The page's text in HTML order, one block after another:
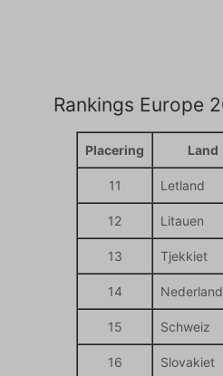
Rankings Europe
Placering Land
11 Letland
12 Litauen
13 Tjekkiet
14
15 Schweiz
16 Slovakiet